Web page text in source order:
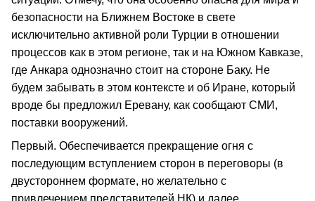
безопасности на Ближнем Востоке в свете
исключительно активной роли Турции в отношении
процессов как в этом регионе, так и на Южном Кавказе,
где Анкара однозначно стоит на стороне Баку. Не
будем забывать в этом контексте и об Иране, который
вроде бы предложил Еревану, как сообщают СМИ,
поставки вооружений.
Первый. Обеспечивается прекращение огня с
последующим вступлением сторон в переговоры (в
двустороннем формате, но желательно с
привлечением представителей НК) и далее